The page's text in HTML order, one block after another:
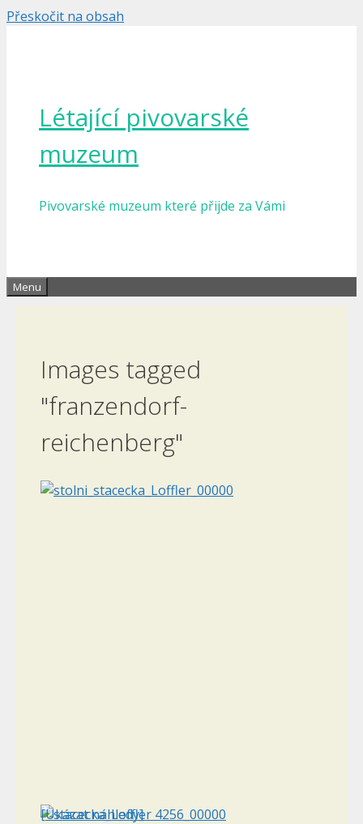
Přeskočit na obsah
Létající pivovarské
muzeum
Pivovarské muzeum které přijde za Vámi
Menu
Images tagged
"franzendorf-
reichenberg"
[Ukázat náhledy]